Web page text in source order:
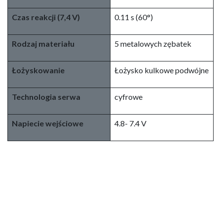
Czas reakcji (7,4 V) 0.11 s (60°)
Rodzaj materiału 5 metalowych zębatek
Łożyskowanie Łożysko kulkowe podwójne
Technologia serwa cyfrowe
Napiecie wejściowe 4.8- 7.4 V